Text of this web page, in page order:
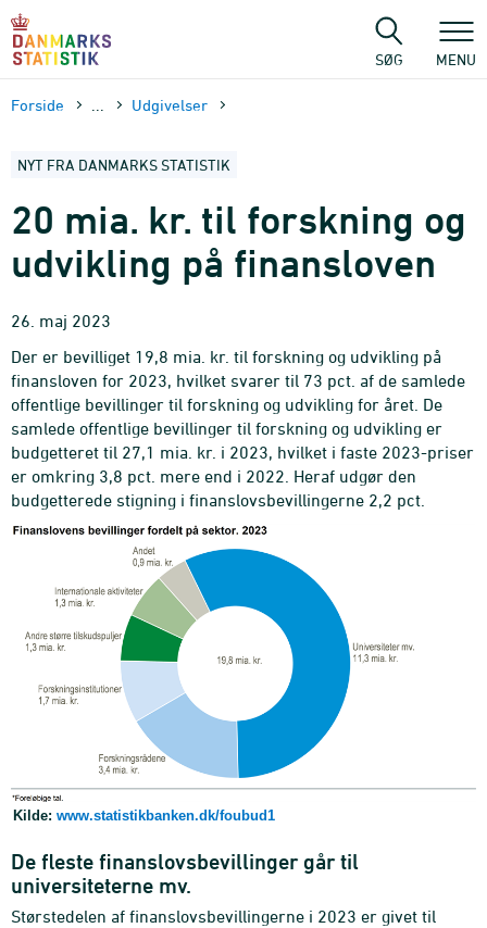
sidens
SØG MENU
Forside Udgivelser
NYT FRA DANMARKS STATISTIK
20 mia. kr. til forskning og
udvikling på finansloven
26. maj 2023
Der er bevilliget 19,8 mia. kr. til forskning og udvikling på
finansloven for 2023, hvilket svarer til 73 pct. af de samlede
offentlige bevillinger til forskning og udvikling for året. De
samlede offentlige bevillinger til forskning og udvikling er
budgetteret til 27,1 mia. kr. i 2023, hvilket i faste 2023-priser
er omkring 3,8 pct. mere end i 2022. Heraf udgør den
budgetterede stigning i finanslovsbevillingerne 2,2 pct.
Kilde: www.statistikbanken.dk/foubud1
De fleste finanslovsbevillinger går til
universiteterne mv.
Størstedelen af finanslovsbevillingerne i 2023 er givet til